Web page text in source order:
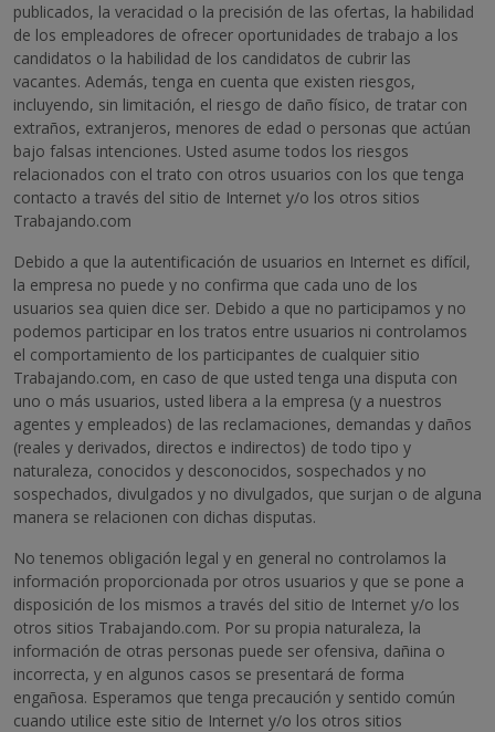
publicados, la veracidad o la precisión de las ofertas, la habilidad
de los empleadores de ofrecer oportunidades de trabajo a los
candidatos o la habilidad de los candidatos de cubrir las
vacantes. Además, tenga en cuenta que existen riesgos,
incluyendo, sin limitación, el riesgo de daño físico, de tratar con
extraños, extranjeros, menores de edad o personas que actúan
bajo falsas intenciones. Usted asume todos los riesgos
relacionados con el trato con otros usuarios con los que tenga
contacto a través del sitio de Internet y/o los otros sitios
Trabajando.com
Debido a que la autentificación de usuarios en Internet es difícil,
la empresa no puede y no confirma que cada uno de los
usuarios sea quien dice ser. Debido a que no participamos y no
podemos participar en los tratos entre usuarios ni controlamos
el comportamiento de los participantes de cualquier sitio
Trabajando.com, en caso de que usted tenga una disputa con
uno o más usuarios, usted libera a la empresa (y a nuestros
agentes y empleados) de las reclamaciones, demandas y daños
(reales y derivados, directos e indirectos) de todo tipo y
naturaleza, conocidos y desconocidos, sospechados y no
sospechados, divulgados y no divulgados, que surjan o de alguna
manera se relacionen con dichas disputas.
No tenemos obligación legal y en general no controlamos la
información proporcionada por otros usuarios y que se pone a
disposición de los mismos a través del sitio de Internet y/o los
otros sitios Trabajando.com. Por su propia naturaleza, la
información de otras personas puede ser ofensiva, dañina o
incorrecta, y en algunos casos se presentará de forma
engañosa. Esperamos que tenga precaución y sentido común
cuando utilice este sitio de Internet y/o los otros sitios